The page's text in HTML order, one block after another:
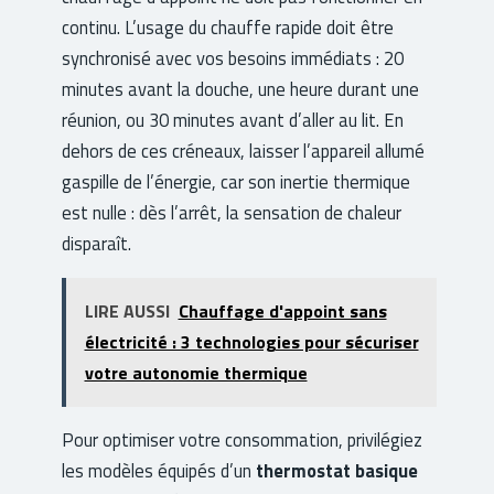
continu. L’usage du chauffe rapide doit être
synchronisé avec vos besoins immédiats : 20
minutes avant la douche, une heure durant une
réunion, ou 30 minutes avant d’aller au lit. En
dehors de ces créneaux, laisser l’appareil allumé
gaspille de l’énergie, car son inertie thermique
est nulle : dès l’arrêt, la sensation de chaleur
disparaît.
LIRE AUSSI Chauffage d'appoint sans
électricité : 3 technologies pour sécuriser
votre autonomie thermique
Pour optimiser votre consommation, privilégiez
les modèles équipés d’un thermostat basique